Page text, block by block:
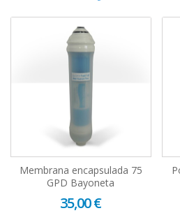
Membrana encapsulada 75
GPD Bayoneta
35,00 €